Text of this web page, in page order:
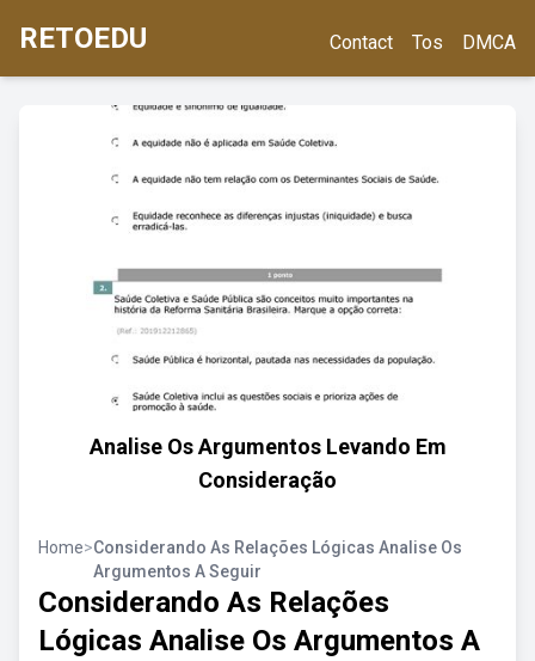
RETOEDU Contact Tos DMCA
Analise Os Argumentos Levando Em
Consideração
Home>Considerando As Relações Lógicas Analise Os
Argumentos A Seguir
Considerando As Relações
Lógicas Analise Os Argumentos A